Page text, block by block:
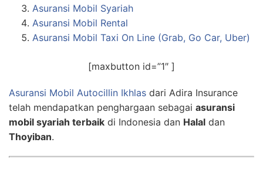
Asuransi Mobil Syariah
Asuransi Mobil Rental
Asuransi Mobil Taxi On Line (Grab, Go Car, Uber)
[maxbutton id=”1″ ]
Asuransi Mobil Autocillin Ikhlas dari Adira Insurance
telah mendapatkan penghargaan sebagai asuransi
mobil syariah terbaik di Indonesia dan Halal dan
Thoyiban.